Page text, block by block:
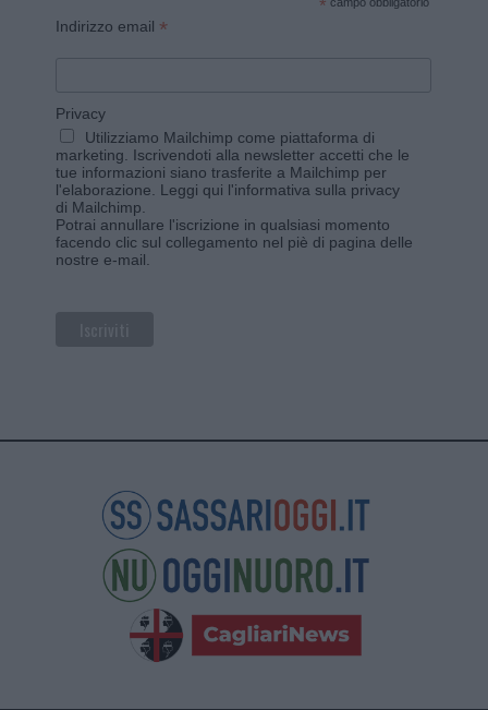
*
Indirizzo email *
Privacy
Utilizziamo Mailchimp come piattaforma di
marketing. Iscrivendoti alla newsletter accetti che le
tue informazioni siano trasferite a Mailchimp per
l'elaborazione. Leggi qui l'informativa sulla privacy
di Mailchimp
Potrai annullare l'iscrizione in qualsiasi momento
facendo clic sul collegamento nel piè di pagina delle
nostre e-mail.